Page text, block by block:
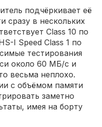
подчёркивает её
сразу в нескольких
Class 10 по
I Speed Class 1 по
тестирования
около 60 МБ/с и
весьма неплохо.
с объёмом памяти
заметно
имея на борту